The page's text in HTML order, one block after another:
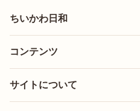
ちいかわ日和
コンテンツ
サイトについて